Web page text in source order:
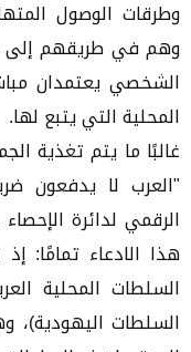
وطرقات الوصول
وهم في طريقهم إلى
الشخصي يعتمدان
المحلية التي يتبع لها.
غالبًا ما يتم تغذية
"العرب لا يدفعون
الرقمي لدائرة
هذا الادعاء تمامًا:
السلطات اليهودية)،